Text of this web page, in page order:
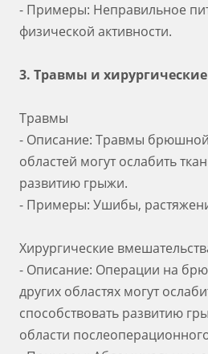
- Примеры: Неправильное
физической активности.
3. Травмы и
Травмы
- Описание: Травмы брюшной
областей могут ослабить
развитию грыжи.
- Примеры: Ушибы,
Хирургические
- Описание: Операции на
других областях могут
способствовать развитию
области